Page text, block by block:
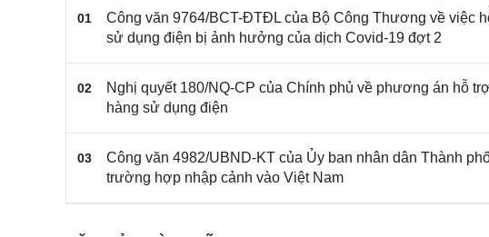
01
Công văn 9764/BCT-ĐTĐL của Bộ Công Thương về việc
sử dụng điện bị ảnh hưởng của dịch Covid-19 đợt 2
02
Nghị quyết 180/NQ-CP của Chính phủ về phương án hỗ
hàng sử dụng điện
03
Công văn 4982/UBND-KT của Ủy ban nhân dân Thành
trường hợp nhập cảnh vào Việt Nam